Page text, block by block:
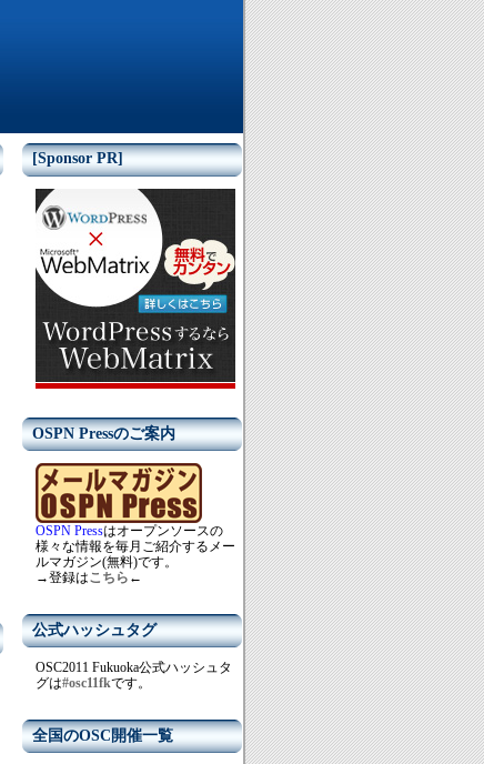
[Sponsor PR]
OSPN Pressのご案内
OSPN Pressはオープンソースの
様々な情報を毎月ご紹介するメー
ルマガジン(無料)です。
→登録はこちら ←
公式ハッシュタグ
OSC2011 Fukuoka公式ハッシュタ
グは#osc11fkです。
全国のOSC開催一覧